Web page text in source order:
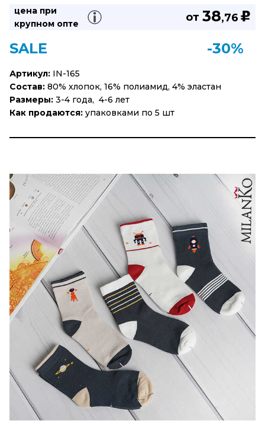
цена при
крупном опте
от 38,76 u
SALE -30%
Артикул: IN-165
Состав: 80% хлопок, 16% полиамид, 4% эластан
Размеры: 3-4 года, 4-6 лет
Как продаются: упаковками по 5 шт